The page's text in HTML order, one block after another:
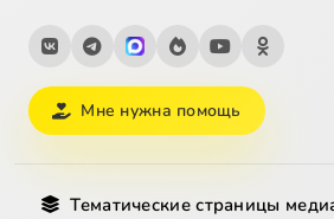
Мне нужна помощь
Тематические страницы